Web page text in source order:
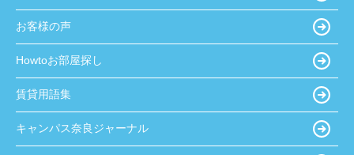
お客様の声
Howtoお部屋探し
賃貸用語集
キャンパス奈良ジャーナル